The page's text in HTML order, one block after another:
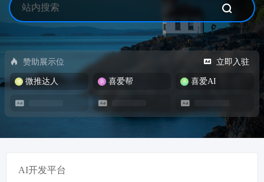
赞助展示位 立即入驻
微推达人 喜爱帮 喜爱AI
AI开发平台